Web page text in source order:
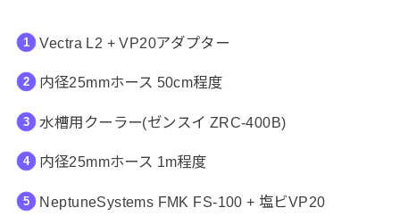
Vectra L2 + VP20アダプター
内径25mmホース 50cm程度
水槽用クーラー(ゼンスイ ZRC-400B)
内径25mmホース 1m程度
NeptuneSystems FMK FS-100 + 塩ビVP20